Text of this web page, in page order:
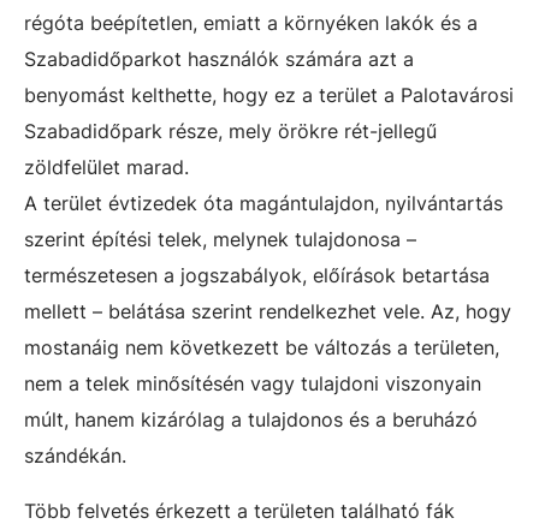
régóta beépítetlen, emiatt a környéken lakók és a
Szabadidőparkot használók számára azt a
benyomást kelthette, hogy ez a terület a Palotavárosi
Szabadidőpark része, mely örökre rét-jellegű
zöldfelület marad.
A terület évtizedek óta magántulajdon, nyilvántartás
szerint építési telek, melynek tulajdonosa –
természetesen a jogszabályok, előírások betartása
mellett – belátása szerint rendelkezhet vele. Az, hogy
mostanáig nem következett be változás a területen,
nem a telek minősítésén vagy tulajdoni viszonyain
múlt, hanem kizárólag a tulajdonos és a beruházó
szándékán.
Több felvetés érkezett a területen található fák